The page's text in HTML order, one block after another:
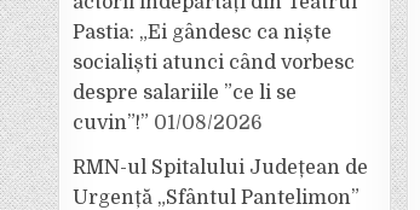
Pastia: „Ei gândesc ca niște
socialiști atunci când vorbesc
despre salariile ”ce li se
cuvin”!” 01/08/2026
RMN-ul Spitalului Județean de
Urgență „Sfântul Pantelimon”